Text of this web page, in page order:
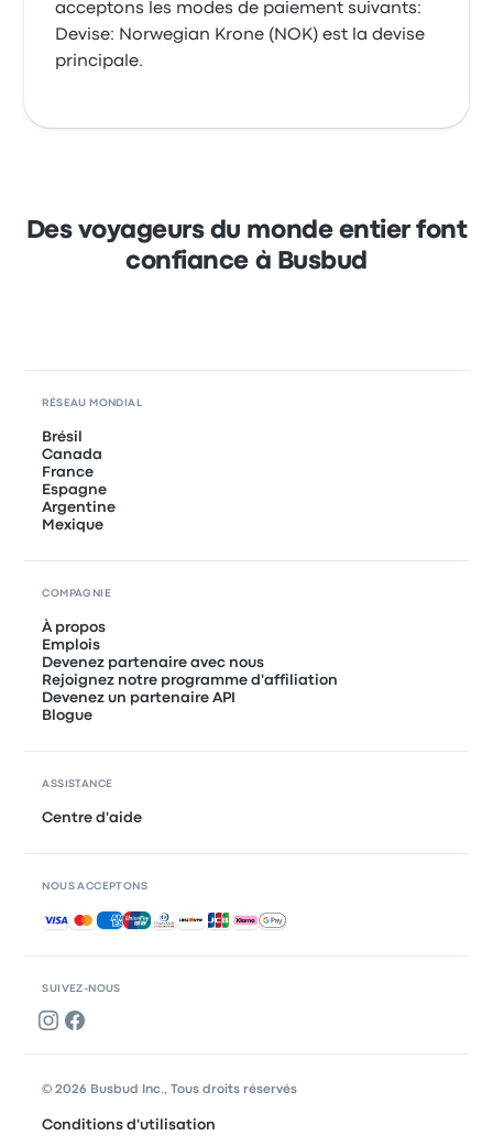
acceptons les modes de paiement suivants:
Devise: Norwegian Krone (NOK) est la devise
principale.
Des voyageurs du monde entier font
confiance à Busbud
SUIVEZ-NOUS
RÉSEAU MONDIAL
Brésil
Canada
France
Espagne
Argentine
Mexique
COMPAGNIE
À propos
Emplois
Devenez partenaire avec nous
Rejoignez notre programme d'affiliation
Devenez un partenaire API
Blogue
ASSISTANCE
Centre d'aide
NOUS ACCEPTONS
Paiements acceptés
© 2026 Busbud Inc., Tous droits réservés
Conditions d'utilisation